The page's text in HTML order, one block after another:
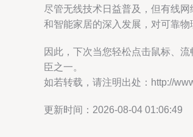
尽管无线技术日益普及，但有线
和智能家居的深入发展，对可靠
因此，下次当您轻松点击鼠标、
臣之一。
如若转载，请注明出处：http://
更新时间：2026-08-04 01:06:49